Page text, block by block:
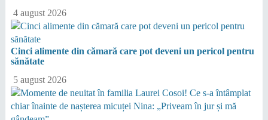
4 august 2026
Cinci alimente din cămară care pot deveni un pericol pentru
sănătate
5 august 2026